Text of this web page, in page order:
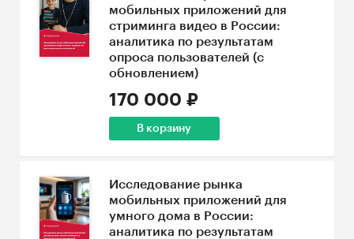
мобильных приложений для
стриминга видео в России:
аналитика по результатам
опроса пользователей (с
обновлением)
170 000 ₽
В корзину
Исследование рынка
мобильных приложений для
умного дома в России:
аналитика по результатам